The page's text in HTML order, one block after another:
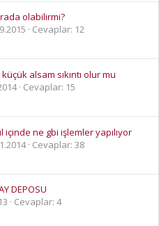
olabilirmi?
Cevaplar: 12
alsam sıkıntı olur mu
Cevaplar: 15
içinde ne gbi işlemler yapılıyor
Cevaplar: 38
DEPOSU
Cevaplar: 4